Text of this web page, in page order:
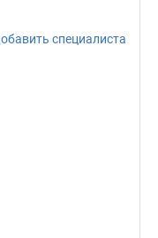
специалиста